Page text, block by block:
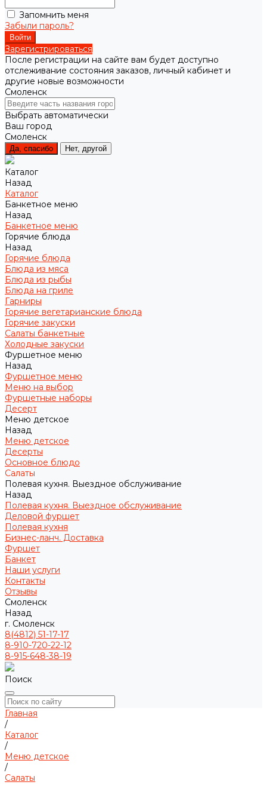
Запомнить меня
Забыли пароль?
Зарегистрироваться
После регистрации на сайте вам будет доступно
отслеживание состояния заказов, личный кабинет и
другие новые возможности
Смоленск
Выбрать автоматически
Ваш город
Смоленск
Да, спасибо Нет, другой
Каталог
Назад
Каталог
Банкетное меню
Назад
Банкетное меню
Горячие блюда
Назад
Горячие блюда
Блюда из мяса
Блюда из рыбы
Блюда на гриле
Гарниры
Горячие вегетарианские блюда
Горячие закуски
Салаты банкетные
Холодные закуски
Фуршетное меню
Назад
Фуршетное меню
Меню на выбор
Фуршетные наборы
Десерт
Меню детское
Назад
Меню детское
Десерты
Основное блюдо
Салаты
Полевая кухня. Выездное обслуживание
Назад
Полевая кухня. Выездное обслуживание
Деловой фуршет
Полевая кухня
Бизнес-ланч. Доставка
Фуршет
Банкет
Наши услуги
Контакты
Отзывы
Смоленск
Назад
г. Смоленск
8(4812) 51-17-17
8-910-720-22-12
8-915-648-38-19
Поиск
Главная
/
Каталог
/
Меню детское
/
Салаты